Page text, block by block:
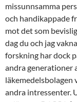
missunnsamma
och handikappade
mot det som
dag du och jag
forskning har dock
andra generationer
läkemedelsbolagen
andra intressenter.